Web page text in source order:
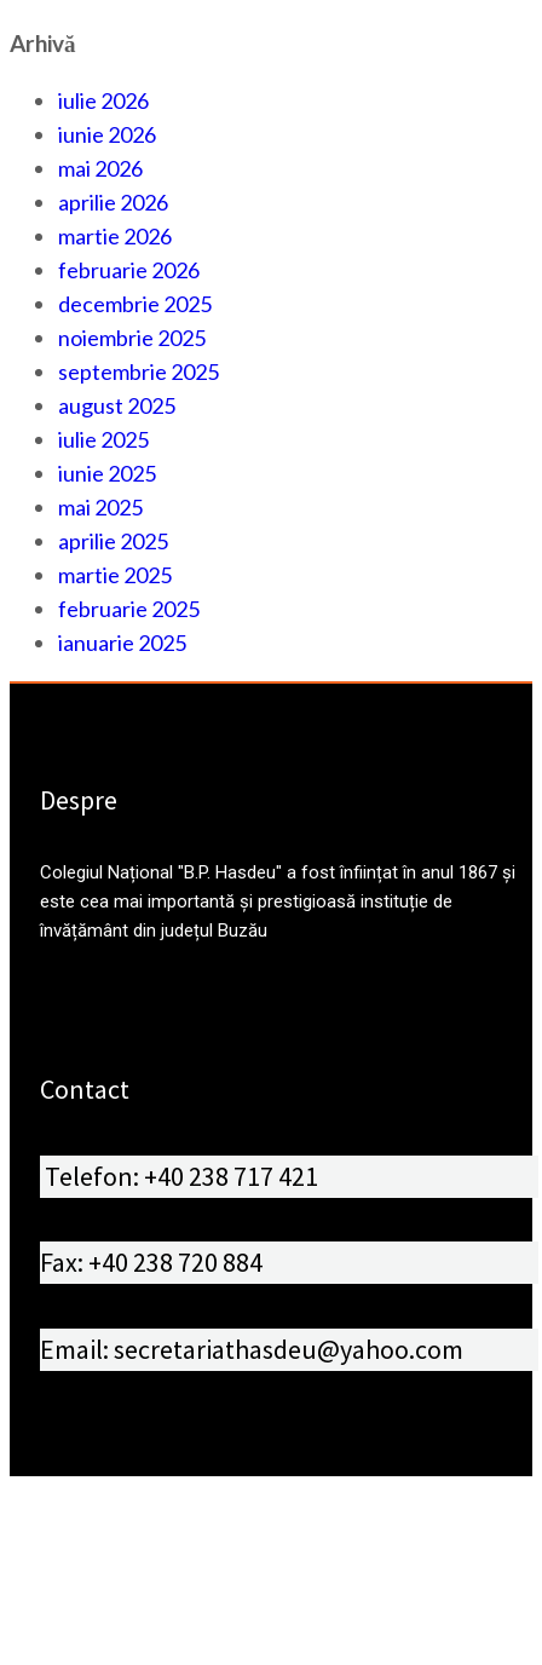
Arhivă
iulie 2026
iunie 2026
mai 2026
aprilie 2026
martie 2026
februarie 2026
decembrie 2025
noiembrie 2025
septembrie 2025
august 2025
iulie 2025
iunie 2025
mai 2025
aprilie 2025
martie 2025
februarie 2025
ianuarie 2025
Despre
Colegiul Național "B.P. Hasdeu" a fost înființat în anul 1867 și
este cea mai importantă și prestigioasă instituție de
învățământ din județul Buzău
Contact
Telefon: +40 238 717 421
Fax: +40 238 720 884
Email: secretariathasdeu@yahoo.com